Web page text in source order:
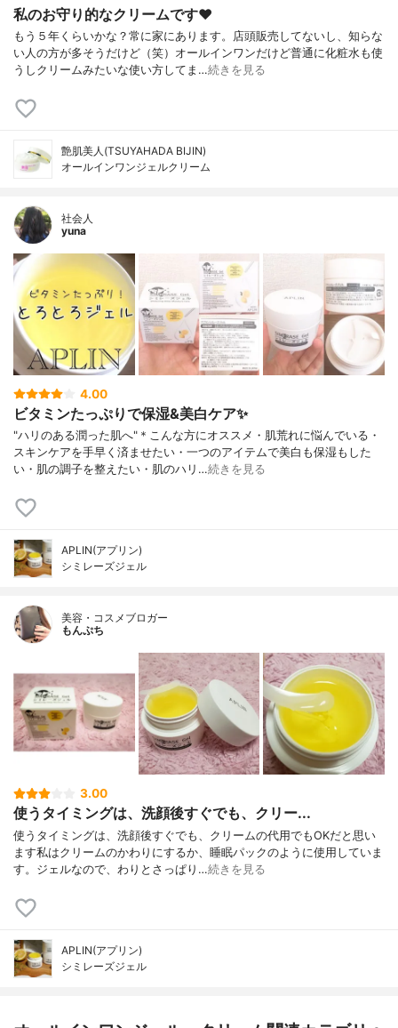
私のお守り的なクリームです♥
もう５年くらいかな？常に家にあります。店頭販売してないし、知らな
い人の方が多そうだけど（笑）オールインワンだけど普通に化粧水も使
うしクリームみたいな使い方してま…続きを見る
艶肌美人(TSUYAHADA BIJIN)
オールインワンジェルクリーム
社会人
yuna
4.00
ビタミンたっぷりで保湿&美白ケア✨
"ハリのある潤った肌へ"＊こんな方にオススメ・肌荒れに悩んでいる・
スキンケアを手早く済ませたい・一つのアイテムで美白も保湿もした
い・肌の調子を整えたい・肌のハリ…続きを見る
APLIN(アプリン)
シミレーズジェル
美容・コスメブロガー
もんぷち
3.00
使うタイミングは、洗顔後すぐでも、クリー...
使うタイミングは、洗顔後すぐでも、クリームの代用でもOKだと思い
ます私はクリームのかわりにするか、睡眠パックのように使用していま
す。ジェルなので、わりとさっぱり…続きを見る
APLIN(アプリン)
シミレーズジェル